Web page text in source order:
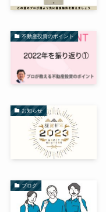
不動産投資のポイント
お知らせ
ブログ